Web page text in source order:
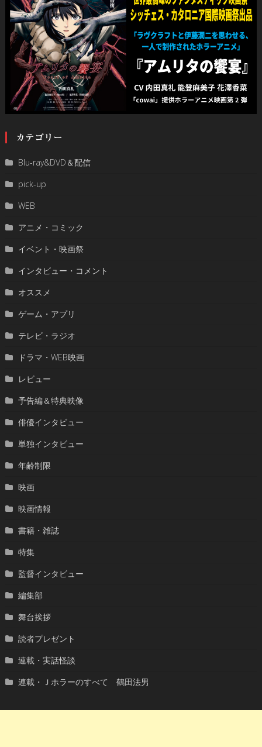
カテゴリー
Blu-ray&DVD＆配信
pick-up
WEB
アニメ・コミック
イベント・映画祭
インタビュー・コメント
オススメ
ゲーム・アプリ
テレビ・ラジオ
ドラマ・WEB映画
レビュー
予告編＆特典映像
俳優インタビュー
単独インタビュー
年齢制限
映画
映画情報
書籍・雑誌
特集
監督インタビュー
編集部
舞台挨拶
読者プレゼント
連載・実話怪談
連載・Ｊホラーのすべて 鶴田法男